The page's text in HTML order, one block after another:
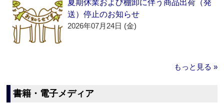
夏期休業および棚卸に伴う商品出荷（発
送）停止のお知らせ
2026年07月24日 (金)
もっと見る »
書籍・電子メディア